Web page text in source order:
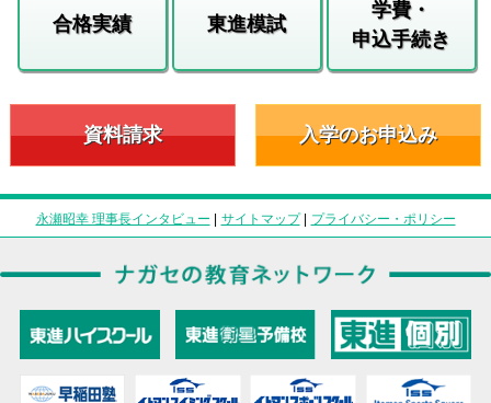
合格実績 東進模試
学費・
申込手続き
資料請求 入学のお申込み
永瀬昭幸 理事長インタビュー | サイトマップ| プライバシー・ポリシー